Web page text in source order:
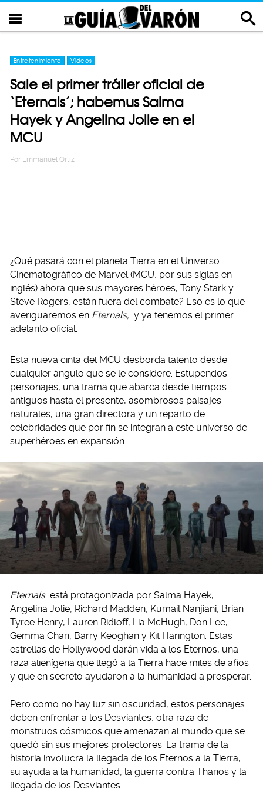
Entretenimiento Videos
Sale el primer tráiler oficial de
‘Eternals’; habemus Salma
Hayek y Angelina Jolie en el
MCU
Por Emmanuel Ortiz
¿Qué pasará con el planeta Tierra en el Universo
Cinematográfico de Marvel (MCU, por sus siglas en
inglés) ahora que sus mayores héroes, Tony Stark y
Steve Rogers, están fuera del combate? Eso es lo que
averiguaremos en Eternals, y ya tenemos el primer
adelanto oficial.
Esta nueva cinta del MCU desborda talento desde
cualquier ángulo que se le considere. Estupendos
personajes, una trama que abarca desde tiempos
antiguos hasta el presente, asombrosos paisajes
naturales, una gran directora y un reparto de
celebridades que por fin se integran a este universo de
superhéroes en expansión.
Eternals está protagonizada por Salma Hayek,
Angelina Jolie, Richard Madden, Kumail Nanjiani, Brian
Tyree Henry, Lauren Ridloff, Lia McHugh, Don Lee,
Gemma Chan, Barry Keoghan y Kit Harington. Estas
estrellas de Hollywood darán vida a los Eternos, una
raza alienígena que llegó a la Tierra hace miles de años
y que en secreto ayudaron a la humanidad a prosperar.
Pero como no hay luz sin oscuridad, estos personajes
deben enfrentar a los Desviantes, otra raza de
monstruos cósmicos que amenazan al mundo que se
quedó sin sus mejores protectores. La trama de la
historia involucra la llegada de los Eternos a la Tierra,
su ayuda a la humanidad, la guerra contra Thanos y la
llegada de los Desviantes.